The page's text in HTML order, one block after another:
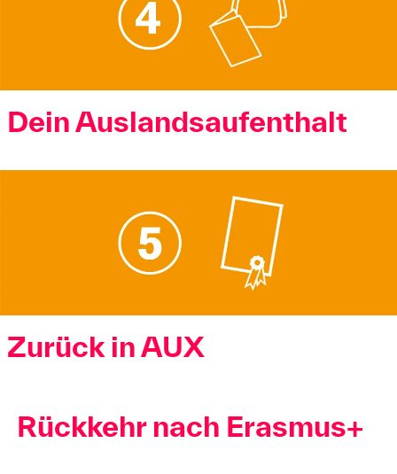
Dein Auslandsaufenthalt
Zurück in AUX
Rückkehr nach Erasmus+